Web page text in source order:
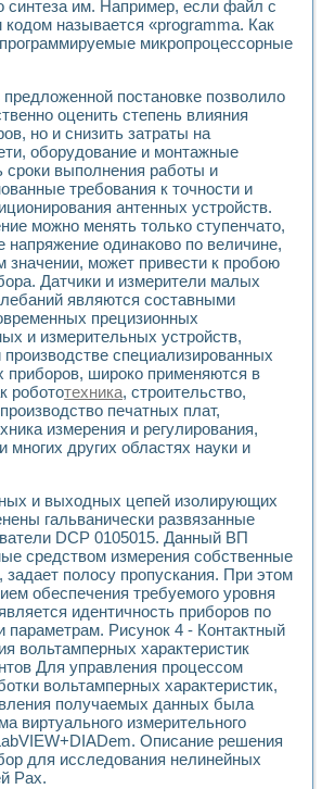
синтеза им. Например, если файл с
называется «programma. Как
микропроцессорные
постановке позволило
оценить степень влияния
но и снизить затраты на
оборудование и монтажные
сроки выполнения работы и
требования к точности и
антенных устройств.
можно менять только ступенчато,
напряжение одинаково по величине,
значении, может привести к пробою
Датчики и измерители малых
являются составными
прецизионных
и измерительных устройств,
специализированных
приборов, широко применяются в
робототехника, строительство,
печатных плат,
измерения и регулирования,
многих других областях науки и
и выходных цепей изолирующих
гальванически развязанные
DCP 0105015. Данный ВП
средством измерения собственные
полосу пропускания. При этом
обеспечения требуемого уровня
идентичность приборов по
параметрам. Рисунок 4 - Контактный
вольтамперных характеристик
Для управления процессом
вольтамперных характеристик,
получаемых данных была
виртуального измерительного
Описание решения
для исследования нелинейных
Pax.